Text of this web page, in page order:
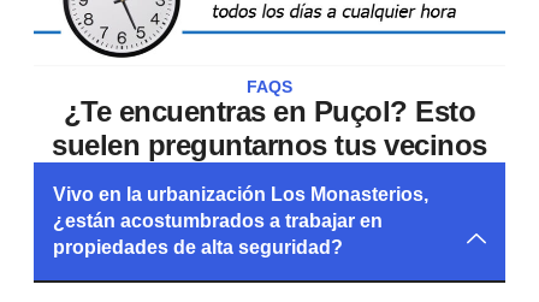
FAQS
¿Te encuentras en Puçol? Esto
suelen preguntarnos tus vecinos
Vivo en la urbanización Los Monasterios,
¿están acostumbrados a trabajar en
propiedades de alta seguridad?